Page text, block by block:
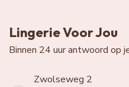
Lingerie Voor Jou
Binnen 24 uur antwoord op
Zwolseweg 2